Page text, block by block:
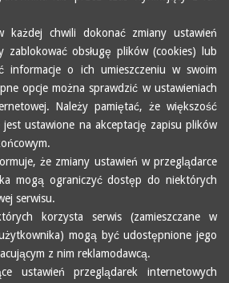
każdej chwili dokonać zmiany ustawień
zablokować obsługę plików (cookies) lub
informacje o ich umieszczeniu w swoim
opcje można sprawdzić w ustawieniach
Należy pamiętać, że większość
ustawione na akceptację zapisu plików
że zmiany ustawień w przeglądarce
mogą ograniczyć dostęp do niektórych
serwisu.
korzysta serwis (zamieszczane w
mogą być udostępnione jego
z nim reklamodawcą.
ustawień przeglądarek internetowych